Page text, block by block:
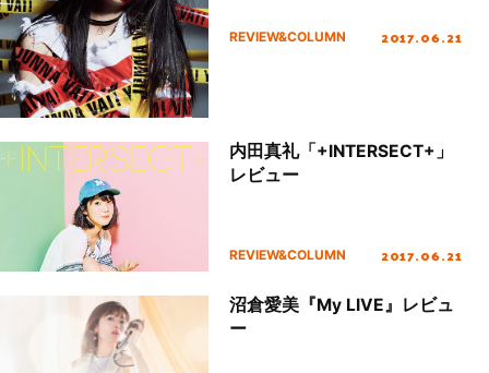
REVIEW&COLUMN 2017.06.21
内田真礼「+INTERSECT+」
レビュー
REVIEW&COLUMN 2017.06.21
沼倉愛美『My LIVE』レビュ
ー